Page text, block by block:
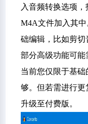
入音频转换选项
M4A文件加入其
础编辑，比如剪
部分高级功能可
当前您仅限于基
够。但若需进行
升级至付费版。